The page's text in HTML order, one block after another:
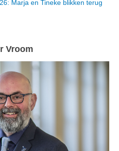
Marja en Tineke blikken terug
Vroom